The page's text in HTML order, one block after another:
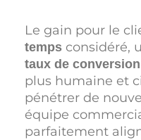
Le gain pour le
tempsconsidéré,
taux de conversion
plus humaine et
pénétrer de
équipe
parfaitement